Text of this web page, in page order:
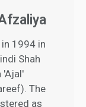
1994 in
Shah
'Ajal'
The
as